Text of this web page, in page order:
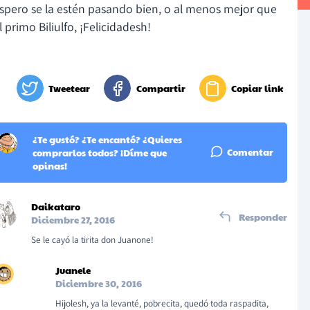
se la estén pasando bien, o al menos mejor que
primo Biliulfo, ¡Felicidadesh!
Tweetear Compartir Copiar link
¿Te gustó? ¿Te encantó? ¿Quieres
comprarlos todos? ¡Díme que
opinas!
Comentar
Daikataro
Diciembre 27, 2016
Se le cayó la tirita don Juanone!
Responder
Juanele
Diciembre 30, 2016
Hijolesh, ya la levanté, pobrecita, quedó toda raspadita,